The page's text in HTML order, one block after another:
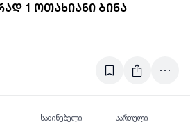
1 ოთახიანი ბინა
საძინებელი სართული